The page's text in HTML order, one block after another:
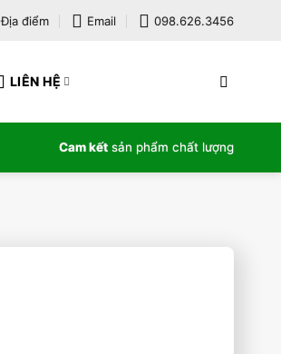
Địa điểm Email 098.626.3456
LIÊN HỆ
Cam kết sản phẩm chất lượng